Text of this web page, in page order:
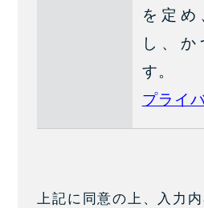
を定
し、
す。
プライ
上記に同意の上、入力